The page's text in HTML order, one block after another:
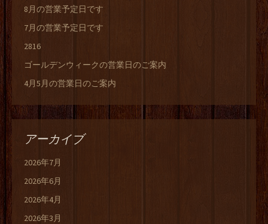
8月の営業予定日です
7月の営業予定日です
2816
ゴールデンウィークの営業日のご案内
4月5月の営業日のご案内
アーカイブ
2026年7月
2026年6月
2026年4月
2026年3月